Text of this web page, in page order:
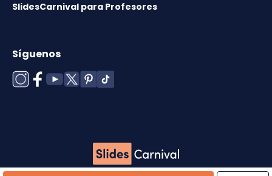
SlidesCarnival para Profesores
Síguenos